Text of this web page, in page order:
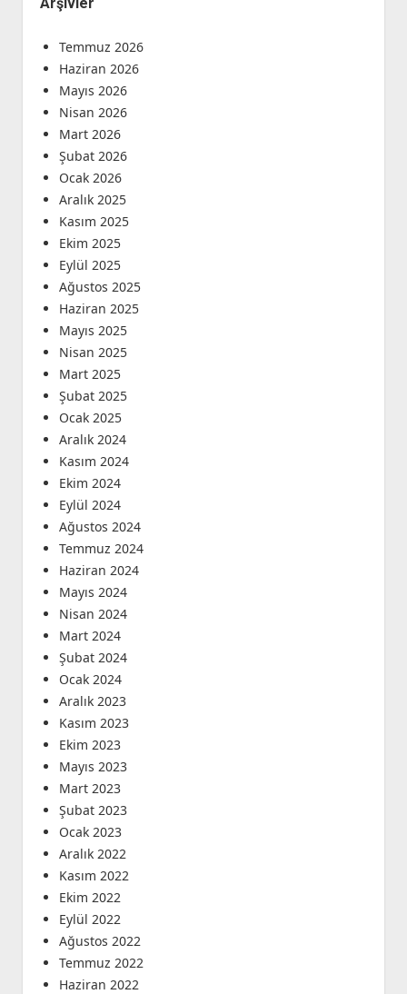
Temmuz 2026
Haziran 2026
Mayıs 2026
Nisan 2026
Mart 2026
Şubat 2026
Ocak 2026
Aralık 2025
Kasım 2025
Ekim 2025
Eylül 2025
Ağustos 2025
Haziran 2025
Mayıs 2025
Nisan 2025
Mart 2025
Şubat 2025
Ocak 2025
Aralık 2024
Kasım 2024
Ekim 2024
Eylül 2024
Ağustos 2024
Temmuz 2024
Haziran 2024
Mayıs 2024
Nisan 2024
Mart 2024
Şubat 2024
Ocak 2024
Aralık 2023
Kasım 2023
Ekim 2023
Mayıs 2023
Mart 2023
Şubat 2023
Ocak 2023
Aralık 2022
Kasım 2022
Ekim 2022
Eylül 2022
Ağustos 2022
Temmuz 2022
Haziran 2022